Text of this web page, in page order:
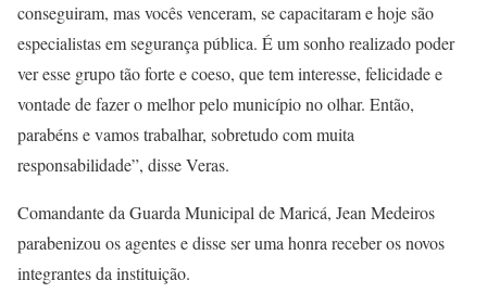
conseguiram, mas vocês venceram, se capacitaram e hoje são
especialistas em segurança pública. É um sonho realizado poder
ver esse grupo tão forte e coeso, que tem interesse, felicidade e
vontade de fazer o melhor pelo município no olhar. Então,
parabéns e vamos trabalhar, sobretudo com muita
responsabilidade”, disse Veras.
Comandante da Guarda Municipal de Maricá, Jean Medeiros
parabenizou os agentes e disse ser uma honra receber os novos
integrantes da instituição.